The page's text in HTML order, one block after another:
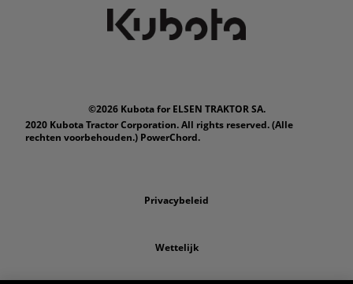
©2026 Kubota for ELSEN TRAKTOR SA.
2020 Kubota Tractor Corporation. All rights reserved. (Alle
rechten voorbehouden.) PowerChord.
Privacybeleid
Wettelijk